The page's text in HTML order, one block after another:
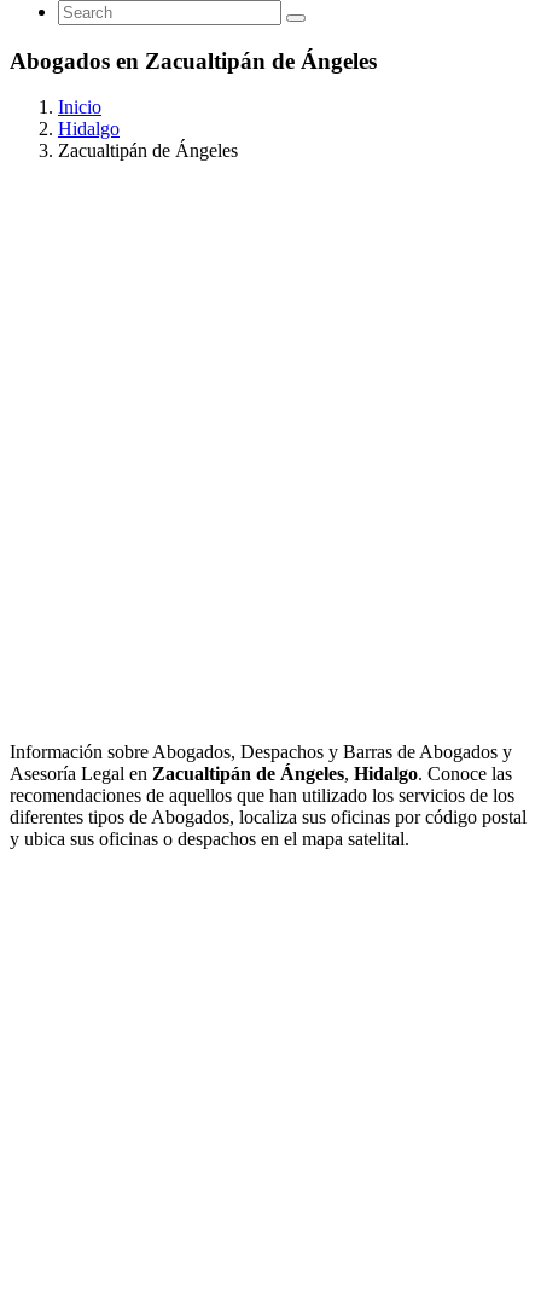
Abogados en Zacualtipán de Ángeles
Inicio
Hidalgo
Zacualtipán de Ángeles
Información sobre Abogados, Despachos y Barras de Abogados y
Asesoría Legal en Zacualtipán de Ángeles, Hidalgo. Conoce las
recomendaciones de aquellos que han utilizado los servicios de los
diferentes tipos de Abogados, localiza sus oficinas por código postal
y ubica sus oficinas o despachos en el mapa satelital.